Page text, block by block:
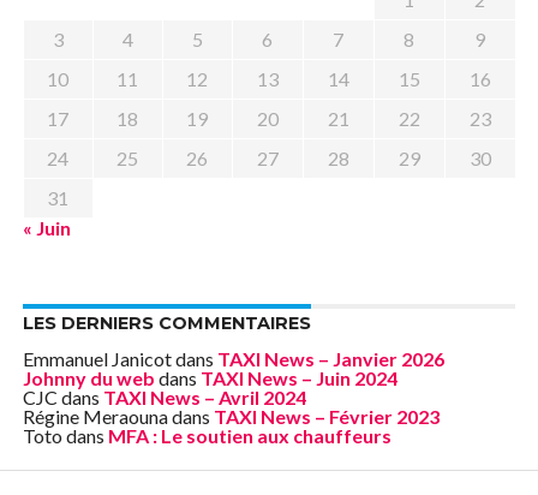
3
4 5 6 7 8
9
10
11 12 13 14 15
16
17
18 19 20 21 22
23
24
25 26 27 28 29
30
31
« Juin
LES DERNIERS COMMENTAIRES
Emmanuel Janicotdans TAXI News – Janvier 2026
Johnny du web dans TAXI News – Juin 2024
CJC dans TAXI News – Avril 2024
Régine Meraounadans TAXI News – Février 2023
Toto dans MFA : Le soutien aux chauffeurs